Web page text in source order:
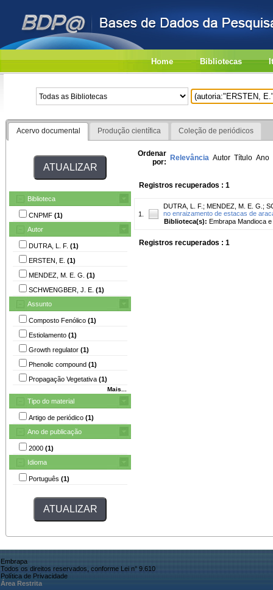
Home Bibliotecas
Acervo documental Produção científica Coleção de periódicos
Biblioteca
CNPMF (1)
Autor
DUTRA, L. F. (1)
ERSTEN, E. (1)
MENDEZ, M. E. G. (1)
SCHWENGBER, J. E. (1)
Assunto
Composto Fenólico (1)
Estiolamento (1)
Growth regulator (1)
Phenolic compound (1)
Propagação Vegetativa (1)
Mais...
Tipo do material
Artigo de periódico (1)
Ano de publicação
2000 (1)
Idioma
Português (1)
Ordenar
por: Relevância Autor Título Ano
Registros recuperados : 1
1.
DUTRA, L. F. ; MENDEZ, M. E. G. ;
no enraizamento de estacas de
Biblioteca(s): Embrapa Mandioca
Registros recuperados : 1
Embrapa
Todos os direitos reservados, conforme Lei n° 9.610
Política de Privacidade
Área Restrita